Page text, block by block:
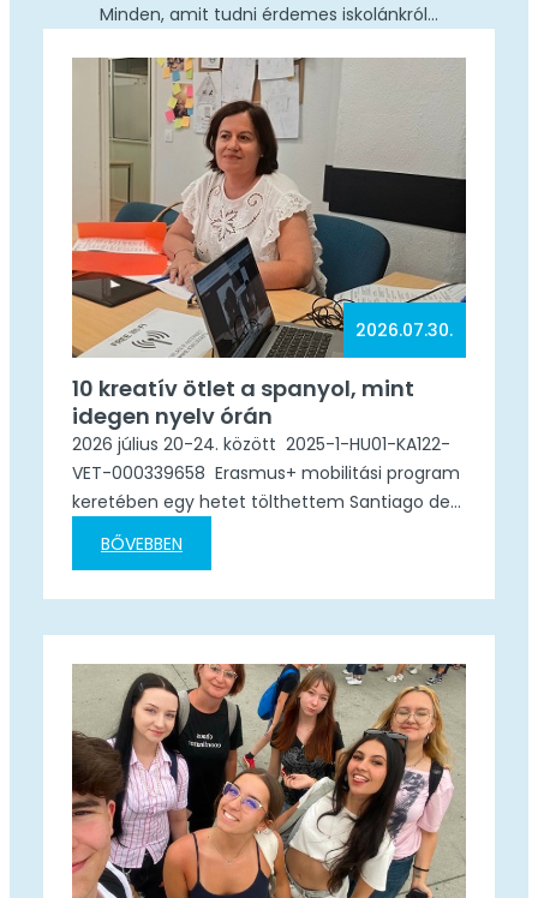
Minden, amit tudni érdemes iskolánkról…
2026.07.30.
10 kreatív ötlet a spanyol, mint
idegen nyelv órán
2026 július 20-24. között 2025-1-HU01-KA122-
VET-000339658 Erasmus+ mobilitási program
keretében egy hetet tölthettem Santiago de
Compostelában, az Academia Iria Flavia
nyelviskola „10 kreatív ötlet a spanyol mint
együtt. Már az első naptól érezhető volt, hogy
bár különböző országokból érkeztünk,
ugyanaz…
BŐVEBBEN